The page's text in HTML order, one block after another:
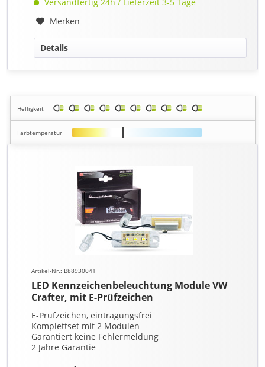
Merken
Details
Helligkeit
Farbtemperatur
Artikel-Nr.: B88930041
LED Kennzeichenbeleuchtung Module VW
Crafter, mit E-Prüfzeichen
E-Prüfzeichen, eintragungsfrei
Komplettset mit 2 Modulen
Garantiert keine Fehlermeldung
2 Jahre Garantie